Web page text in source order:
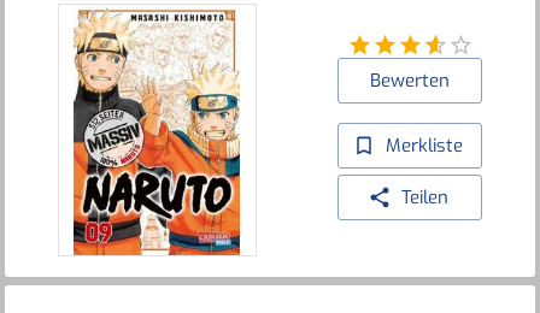
Bewerten
Merkliste
Teilen